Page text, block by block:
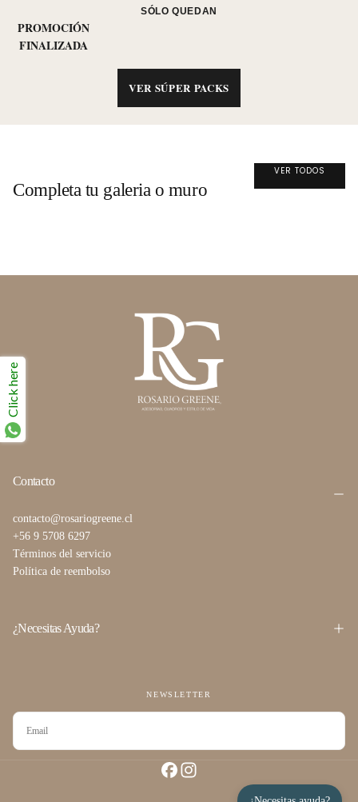
SÓLO QUEDAN
PROMOCIÓN
FINALIZADA
VER SÚPER PACKS
Completa tu galeria o muro
VER TODOS
Contacto
contacto@rosariogreene.cl
+56 9 5708 6297
Términos del servicio
Política de reembolso
¿Necesitas Ayuda?
NEWSLETTER
CORREO
ELECTRÓNICO
SUSCRIBIRSE
Click here